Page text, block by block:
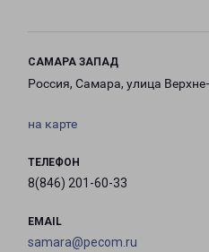
САМАРА ЗАПАД
Россия, Самара, улица
на карте
ТЕЛЕФОН
8(846) 201-60-33
EMAIL
samara@pecom.ru